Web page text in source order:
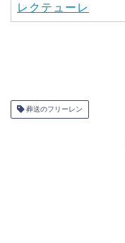
レクテューレ
葬送のフリーレン